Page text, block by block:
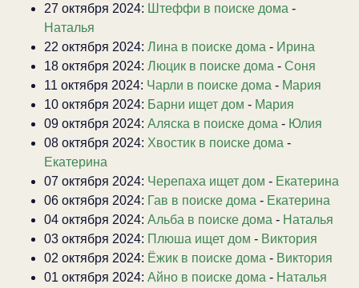
27 октября 2024: Штеффи в поиске дома -
Наталья
22 октября 2024: Лина в поиске дома - Ирина
18 октября 2024: Люцик в поиске дома - Соня
11 октября 2024: Чарли в поиске дома - Мария
10 октября 2024: Барни ищет дом - Мария
09 октября 2024: Аляска в поиске дома - Юлия
08 октября 2024: Хвостик в поиске дома -
Екатерина
07 октября 2024: Черепаха ищет дом - Екатерина
06 октября 2024: Гав в поиске дома - Екатерина
04 октября 2024: Альба в поиске дома - Наталья
03 октября 2024: Плюша ищет дом - Виктория
02 октября 2024: Ёжик в поиске дома - Виктория
01 октября 2024: Айно в поиске дома - Наталья